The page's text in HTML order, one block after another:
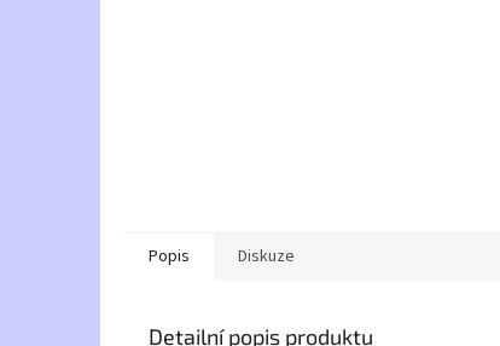
Popis Diskuze
Detailní popis produktu